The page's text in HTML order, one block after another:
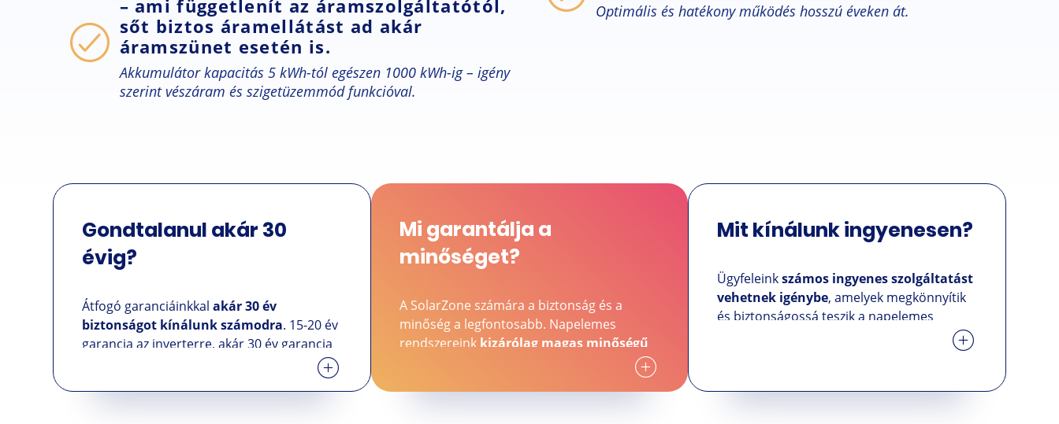
– ami függetlenít az áramszolgáltatótól,
sőt biztos áramellátást ad akár
áramszünet esetén is.
Akkumulátor kapacitás 5 kWh-tól egészen 1000 kWh-ig – igény
szerint vészáram és szigetüzemmód funkcióval.
Optimális és hatékony működés hosszú éveken át.
Gondtalanul akár 30
évig?
Átfogó garanciáinkkalakár 30 év
biztonságot kínálunk számodra. 15-20 év
garancia az inverterre, akár 30 év garancia
Mi garantálja a
minőséget?
A SolarZone számára a biztonság és a
minőség a legfontosabb. Napelemes
rendszereink kizárólag magas minőségű
állnak, amelyek vezető
márkák, mint a Fronius, Huawei, LG, Sharp,
Mit kínálunk ingyenesen?
Ügyfeleinkszámos ingyenes szolgáltatást
vehetnek igénybe, amelyek megkönnyítik
és biztonságossá teszik a napelemes
rendszerek használatának megkezdését.